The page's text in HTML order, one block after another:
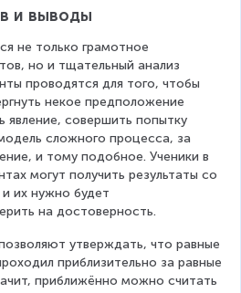
и выводы
не только грамотное
но и тщательный анализ
проводятся для того, чтобы
некое предположение
явление, совершить попытку
сложного процесса, за
и тому подобное. Ученики в
могут получить результаты со
их нужно будет
на достоверность.
утверждать, что равные
приблизительно за равные
приближённо можно считать